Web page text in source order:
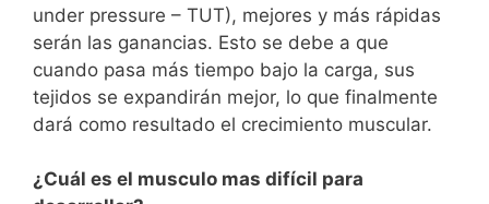
under pressure – TUT), mejores y más rápidas
serán las ganancias. Esto se debe a que
cuando pasa más tiempo bajo la carga, sus
tejidos se expandirán mejor, lo que finalmente
dará como resultado el crecimiento muscular.
¿Cuál es el musculo mas difícil para